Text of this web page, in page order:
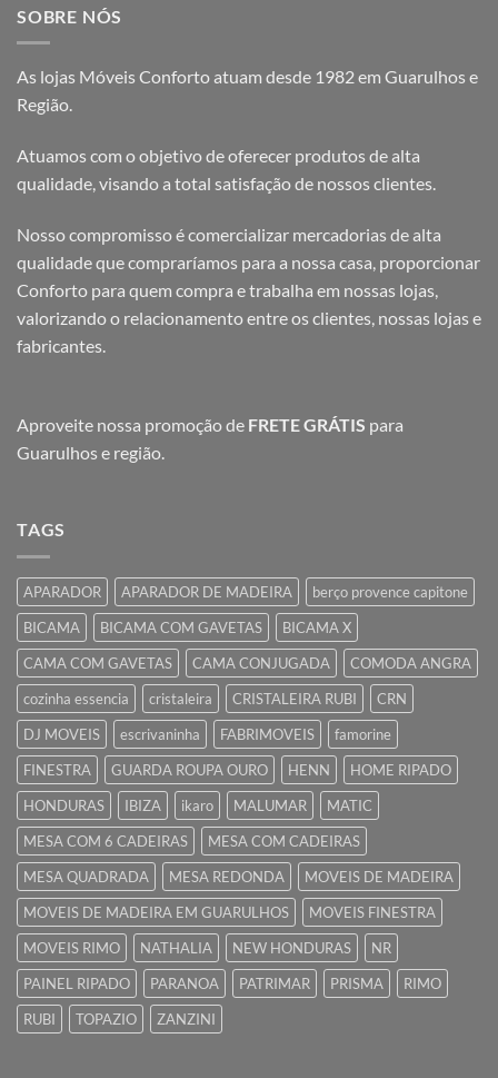
SOBRE NÓS
As lojas Móveis Conforto atuam desde 1982 em Guarulhos e
Região.
Atuamos com o objetivo de oferecer produtos de alta
qualidade, visando a total satisfação de nossos clientes.
Nosso compromisso é comercializar mercadorias de alta
qualidade que compraríamos para a nossa casa, proporcionar
Conforto para quem compra e trabalha em nossas lojas,
valorizando o relacionamento entre os clientes, nossas lojas e
fabricantes.
Aproveite nossa promoção de FRETE GRÁTIS para
Guarulhos e região.
TAGS
APARADOR APARADOR DE MADEIRA
berço provence capitone
BICAMA
BICAMA COM GAVETAS
BICAMA X
CAMA COM GAVETAS
CAMA CONJUGADA
COMODA ANGRA
cozinha essencia
cristaleira CRISTALEIRA RUBI
CRN
DJ MOVEIS
escrivaninha FABRIMOVEIS
famorine
FINESTRA
GUARDA ROUPA OURO HENN
HOME RIPADO
HONDURAS
IBIZA ikaro MALUMAR
MATIC
MESA COM 6 CADEIRAS
MESA COM CADEIRAS
MESA QUADRADA
MESA REDONDA
MOVEIS DE MADEIRA
MOVEIS DE MADEIRA EM GUARULHOS
MOVEIS FINESTRA
MOVEIS RIMO
NATHALIA NEW HONDURAS
NR
PAINEL RIPADO
PARANOA PATRIMAR PRISMA
RIMO
RUBI
TOPAZIO ZANZINI